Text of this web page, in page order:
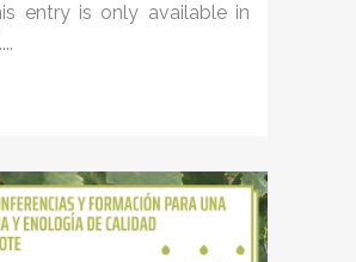
entry is only available in